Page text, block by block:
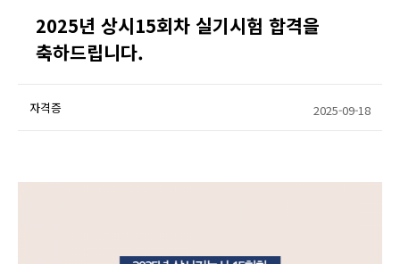
2025년 상시15회차 실기시험 합격을
축하드립니다.
자격증 2025-09-18